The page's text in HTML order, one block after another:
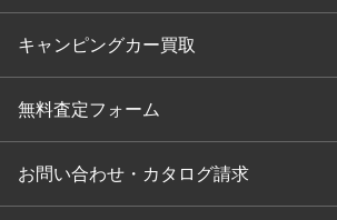
キャンピングカー買取
無料査定フォーム
お問い合わせ・カタログ請求